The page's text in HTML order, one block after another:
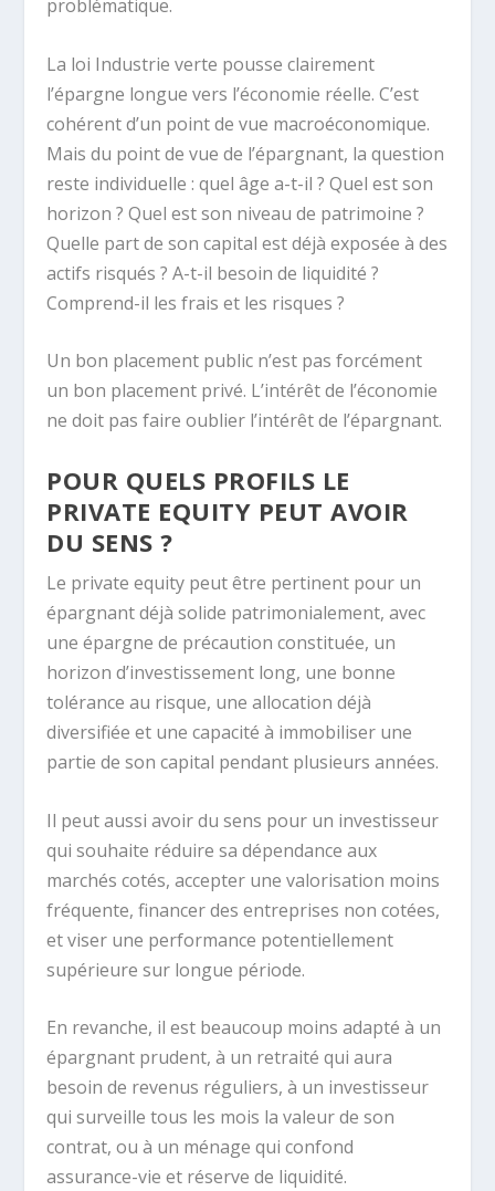
problématique.
La loi Industrie verte pousse clairement
l’épargne longue vers l’économie réelle. C’est
cohérent d’un point de vue macroéconomique.
Mais du point de vue de l’épargnant, la question
reste individuelle : quel âge a-t-il ? Quel est son
horizon ? Quel est son niveau de patrimoine ?
Quelle part de son capital est déjà exposée à des
actifs risqués ? A-t-il besoin de liquidité ?
Comprend-il les frais et les risques ?
Un bon placement public n’est pas forcément
un bon placement privé. L’intérêt de l’économie
ne doit pas faire oublier l’intérêt de l’épargnant.
POUR QUELS PROFILS LE
PRIVATE EQUITY PEUT AVOIR
DU SENS ?
Le private equity peut être pertinent pour un
épargnant déjà solide patrimonialement, avec
une épargne de précaution constituée, un
horizon d’investissement long, une bonne
tolérance au risque, une allocation déjà
diversifiée et une capacité à immobiliser une
partie de son capital pendant plusieurs années.
Il peut aussi avoir du sens pour un investisseur
qui souhaite réduire sa dépendance aux
marchés cotés, accepter une valorisation moins
fréquente, financer des entreprises non cotées,
et viser une performance potentiellement
supérieure sur longue période.
En revanche, il est beaucoup moins adapté à un
épargnant prudent, à un retraité qui aura
besoin de revenus réguliers, à un investisseur
qui surveille tous les mois la valeur de son
contrat, ou à un ménage qui confond
assurance-vie et réserve de liquidité.